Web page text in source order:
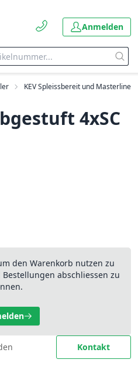
Anmelden
KEV Spleissbereit und Masterline
4xSC
den Warenkorb nutzen zu
abschliessen zu
Kontakt